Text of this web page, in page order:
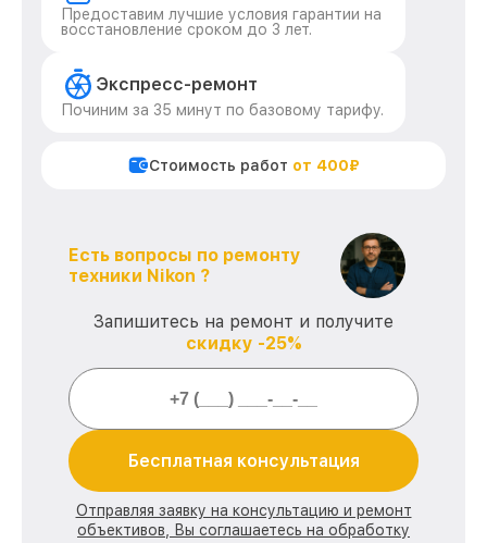
Предоставим лучшие условия гарантии на
восстановление сроком до 3 лет.
Экспресс-ремонт
Починим за 35 минут по базовому тарифу.
Стоимость работ от 400₽
Есть вопросы по ремонту
техники Nikon ?
Запишитесь на ремонт и получите
скидку -25%
Бесплатная консультация
Отправляя заявку на консультацию и ремонт
объективов, Вы соглашаетесь на обработку